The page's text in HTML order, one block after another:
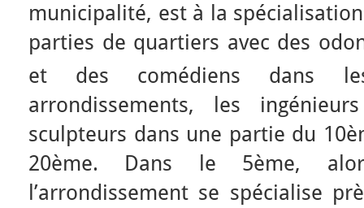
municipalité, est à la
parties de quartiers avec des
et des comédiens dans
arrondissements, les
sculpteurs dans une partie du
20ème. Dans le 5ème,
l’arrondissement se spécialise